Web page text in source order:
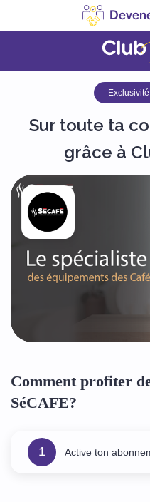
Sur toute ta
grâce à
Comment profiter
SéCAFE?
1 Active ton